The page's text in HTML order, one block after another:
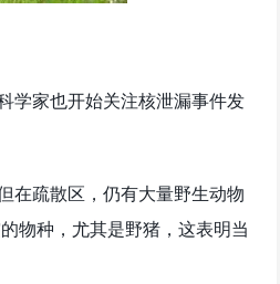
家也开始关注核泄漏事件发
疏散区，仍有大量野生动物
物种，尤其是野猪，这表明当